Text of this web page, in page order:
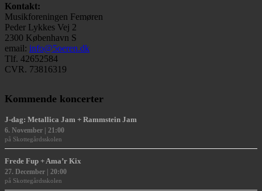
Kontakt:
Musikforeningen Femøren
Peder Lykkes Vej 2
2300 København S
email: info@5oeren.dk
Tlf. 42652584
CVR. 73816319
Kommende koncerter
J-dag: Metallica Jam + Rammstein Jam
6. November | 21:00
Skottegårdsskolen
Frede Fup + Ama’r Kix
27. December | 20:00
Skottegårdsskolen